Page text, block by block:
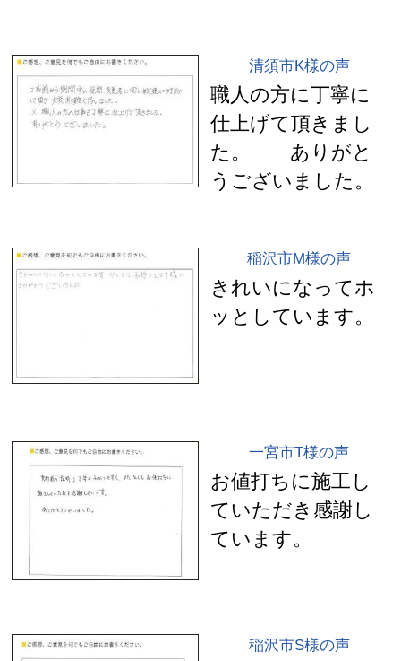
清須市K様の声
職人の方に丁寧に
仕上げて頂きまし
た。 ありがと
うございました。
稲沢市M様の声
きれいになってホ
ッとしています。
一宮市T様の声
お値打ちに施工し
ていただき感謝し
ています。
稲沢市S様の声